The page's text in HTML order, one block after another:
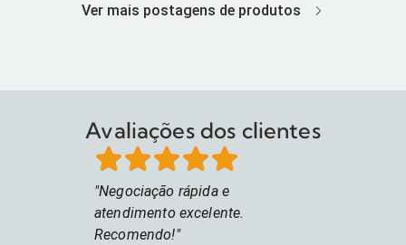
com a conta de luz!
ou horizontal.
autonomia
Ver mais postagens de produtos
Avaliações dos clientes
Negociação rápida e
atendimento excelente.
Recomendo!